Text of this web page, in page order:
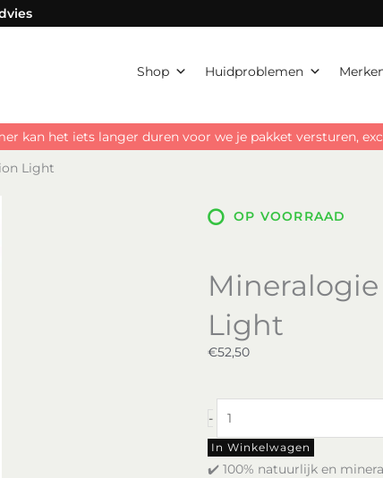
Shop Huidproblemen
kan het iets langer duren voor we je pakket versturen,
Light
OP VOORRAAD
Light
€52,50
-
Liquid
Hydration
Light
In Winkelwagen
✔️ 100% natuurlijk en